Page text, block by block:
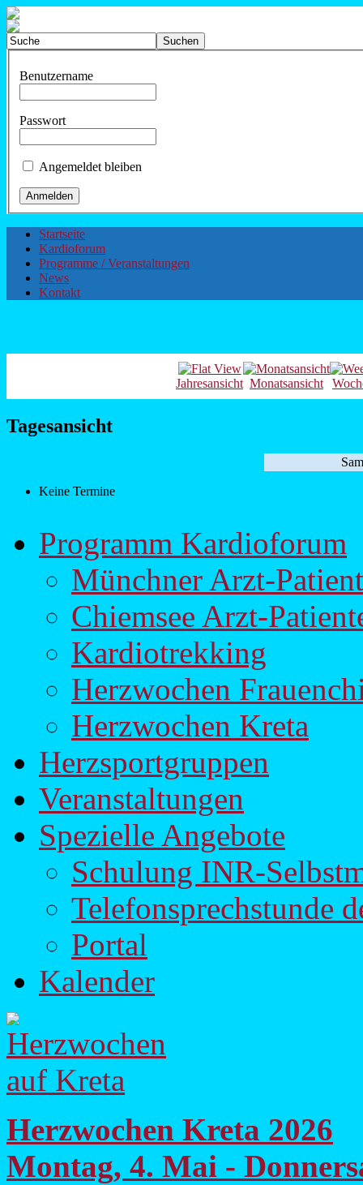
Benutzername
Passwort
Angemeldet bleiben
Startseite
Kardioforum
Programme / Veranstaltungen
News
Kontakt
Jahresansicht Monatsansicht
Tagesansicht
Keine Termine
Programm Kardioforum
Münchner Arzt-
Chiemsee Arzt-
Kardiotrekking
Herzwochen
Herzwochen Kreta
Herzsportgruppen
Veranstaltungen
Spezielle Angebote
Schulung INR-
Telefonsprechstunde
Portal
Kalender
Herzwochen Kreta 2026
Montag, 4. Mai -